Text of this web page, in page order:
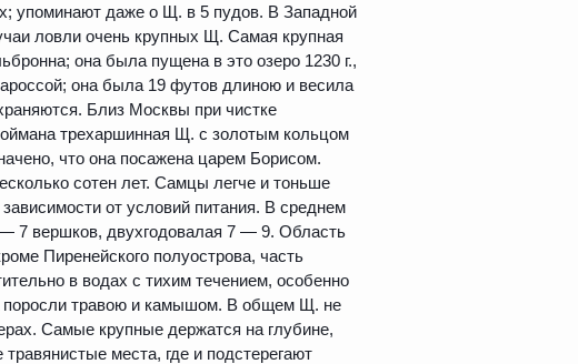
упоминают даже о Щ. в 5 пудов. В Западной
ловли очень крупных Щ. Самая крупная
она была пущена в это озеро 1230 г.,
она была 19 футов длиною и весила
Близ Москвы при чистке
трехаршинная Щ. с золотым кольцом
что она посажена царем Борисом.
сотен лет. Самцы легче и тоньше
от условий питания. В среднем
7 вершков, двухгодовалая 7 — 9. Область
Пиренейского полуострова, часть
в водах с тихим течением, особенно
поросли травою и камышом. В общем Щ. не
Самые крупные держатся на глубине,
места, где и подстерегают